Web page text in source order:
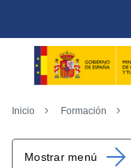
Inicio Formación
Mostrar menú